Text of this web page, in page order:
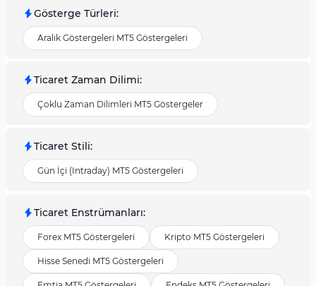
Gösterge Türleri:
Aralık Göstergeleri MT5 Göstergeleri
Ticaret Zaman Dilimi:
Çoklu Zaman Dilimleri MT5 Göstergeler
Ticaret Stili:
Gün İçi (Intraday) MT5 Göstergeleri
Ticaret Enstrümanları:
Forex MT5 Göstergeleri Kripto MT5 Göstergeleri
Hisse Senedi MT5 Göstergeleri